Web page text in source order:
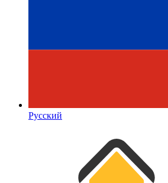
Русский